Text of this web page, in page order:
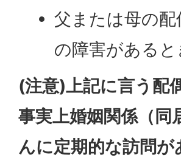
父または母の
の障害があると
(注意)上記に言う配
事実上婚姻関係（
んに定期的な訪問